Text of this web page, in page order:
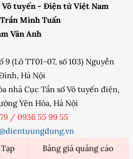
Vô tuyến - Điện tử Việt Nam
Trần Minh Tuấn
Văn Anh
(Lô TT01-07, số 103) Nguyễn
Hà Nội
nhà Cục Tần số Vô tuyến điện,
Yên Hòa, Hà Nội
/ 0936 55 99 55
Bảng giá quảng cáo